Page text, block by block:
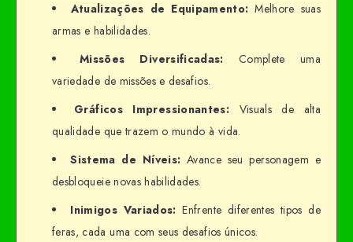
Atualizações de Equipamento: Melhore suas
armas e habilidades.
Missões Diversificadas: Complete uma
variedade de missões e desafios.
Gráficos Impressionantes: Visuals de alta
qualidade que trazem o mundo à vida.
Sistema de Níveis: Avance seu personagem e
desbloqueie novas habilidades.
Inimigos Variados: Enfrente diferentes tipos de
feras, cada uma com seus desafios únicos.